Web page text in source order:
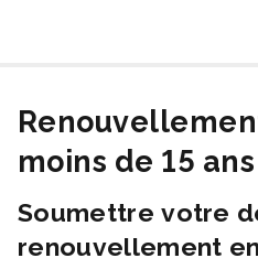
moins de 15
Soumettre votre
renouvellement